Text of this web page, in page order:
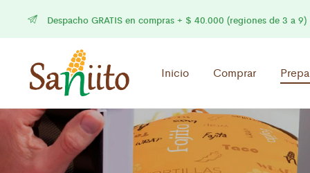
Despacho GRATIS en compras + $ 40.000 (regiones de 3 a 9)
Inicio Comprar